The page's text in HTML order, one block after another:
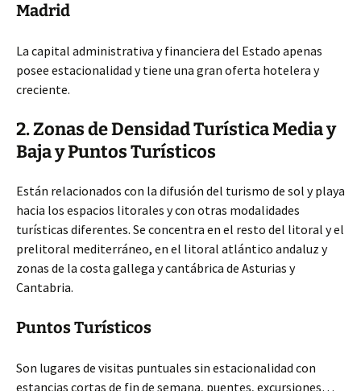
Madrid
La capital administrativa y financiera del Estado apenas
posee estacionalidad y tiene una gran oferta hotelera y
creciente.
2. Zonas de Densidad Turística Media y
Baja y Puntos Turísticos
Están relacionados con la difusión del turismo de sol y playa
hacia los espacios litorales y con otras modalidades
turísticas diferentes. Se concentra en el resto del litoral y el
prelitoral mediterráneo, en el litoral atlántico andaluz y
zonas de la costa gallega y cantábrica de Asturias y
Cantabria.
Puntos Turísticos
Son lugares de visitas puntuales sin estacionalidad con
estancias cortas de fin de semana, puentes, excursiones…